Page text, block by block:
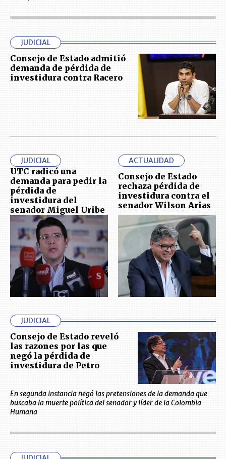
JUDICIAL
Consejo de Estado admitió
demanda de pérdida de
investidura contra Racero
JUDICIAL
UTC radicó una
demanda para pedir la
pérdida de
investidura del
senador Miguel Uribe
ACTUALIDAD
Consejo de Estado
rechaza pérdida de
investidura contra el
senador Wilson Arias
JUDICIAL
Consejo de Estado reveló
las razones por las que
negó la pérdida de
investidura de Petro
En segunda instancia negó las pretensiones de la demanda que
buscaba la muerte política del senador y líder de la Colombia
Humana